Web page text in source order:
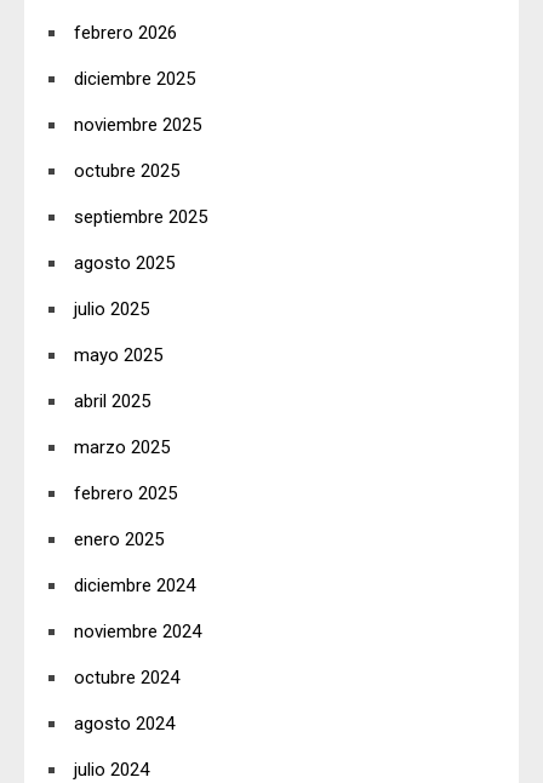
febrero 2026
diciembre 2025
noviembre 2025
octubre 2025
septiembre 2025
agosto 2025
julio 2025
mayo 2025
abril 2025
marzo 2025
febrero 2025
enero 2025
diciembre 2024
noviembre 2024
octubre 2024
agosto 2024
julio 2024